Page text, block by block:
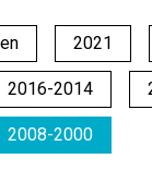
2021
2016-2014
2008-2000